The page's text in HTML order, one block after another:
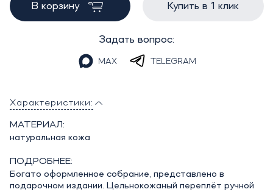
В корзину Купить в 1 клик
Задать вопрос:
MAX TELEGRAM
Характеристики:
МАТЕРИАЛ:
натуральная кожа
ПОДРОБНЕЕ:
Богато оформленное собрание, представлено в
подарочном издании. Цельнокожаный переплёт ручной